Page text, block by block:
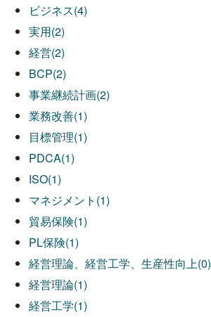
ビジネス(4)
実用(2)
経営(2)
BCP(2)
事業継続計画(2)
業務改善(1)
目標管理(1)
PDCA(1)
ISO(1)
マネジメント(1)
貿易保険(1)
PL保険(1)
経営理論、経営工学、生産性向上(0)
経営理論(1)
経営工学(1)